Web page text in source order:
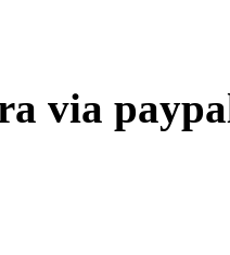
via